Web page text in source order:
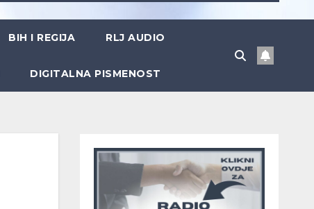
BIH I REGIJA RLJ AUDIO
DIGITALNA PISMENOST